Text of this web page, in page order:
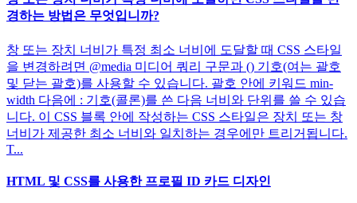
경하는 방법은 무엇입니까?
창 또는 장치 너비가 특정 최소 너비에 도달할 때 CSS 스타일
을 변경하려면 @media 미디어 쿼리 구문과 () 기호(여는 괄호
및 닫는 괄호)를 사용할 수 있습니다. 괄호 안에 키워드 min-
width 다음에 : 기호(콜론)를 쓴 다음 너비와 단위를 쓸 수 있습
니다. 이 CSS 블록 안에 작성하는 CSS 스타일은 장치 또는 창
너비가 제공한 최소 너비와 일치하는 경우에만 트리거됩니다.
T...
HTML 및 CSS를 사용한 프로필 ID 카드 디자인